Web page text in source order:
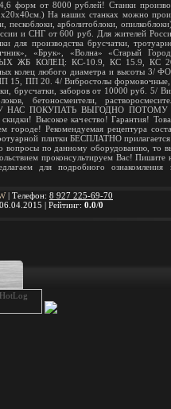
форм от 8000 рублей! Станки
На наших станках можно
пескоблоки, арболитоблоки,
и СНГ от 600 руб. Для жителей
для производства брусчатки,
«Брук», «Волна» «Старый
ЖБ КОЛЕЦ: КС-10.9, КС 15.9, КС
колец любого диаметра и высоты
ПП 20. 4/ Вибростолы формовочные,
брусчатки, заборов от 10000 руб. 5/
бетоносмеители,
У НАС ПОКУПАТЬ ВЫГОДНО
Высокое качество! Гарантия!
городе! Рекомендуемая рецептура
плитки БЕСПЛАТНО
вопросы по данному оборудованию, то
проконсультируем Вас!
для подробного ознакомления
| Телефон: 8 927 225-69-70
| Рейтинг: 0.0/0